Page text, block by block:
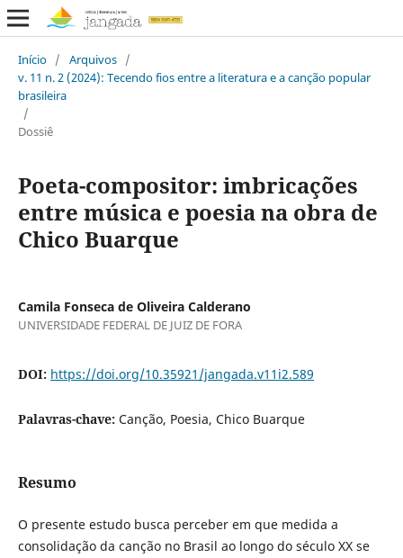
Início / Arquivos /
v. 11 n. 2 (2024): Tecendo fios entre a literatura e a canção popular
brasileira
/
Dossiê
Poeta-compositor: imbricações
entre música e poesia na obra de
Chico Buarque
Camila Fonseca de Oliveira Calderano
UNIVERSIDADE FEDERAL DE JUIZ DE FORA
DOI: https://doi.org/10.35921/jangada.v11i2.589
Palavras-chave: Canção, Poesia, Chico Buarque
Resumo
O presente estudo busca perceber em que medida a
consolidação da canção no Brasil ao longo do século XX se